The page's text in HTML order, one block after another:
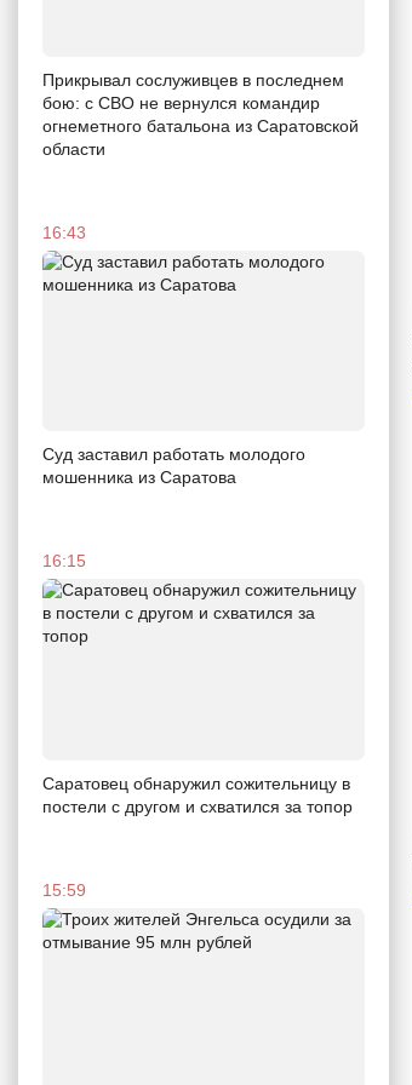
Прикрывал сослуживцев в последнем
бою: с СВО не вернулся командир
огнеметного батальона из Саратовской
области
16:43
Суд заставил работать молодого
мошенника из Саратова
16:15
Саратовец обнаружил сожительницу в
постели с другом и схватился за топор
15:59